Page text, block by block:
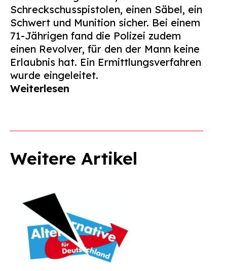
Schreckschusspistolen, einen Säbel, ein
Schwert und Munition sicher. Bei einem
71-Jährigen fand die Polizei zudem
einen Revolver, für den der Mann keine
Erlaubnis hat. Ein Ermittlungsverfahren
wurde eingeleitet.
Weiterlesen
Weitere Artikel